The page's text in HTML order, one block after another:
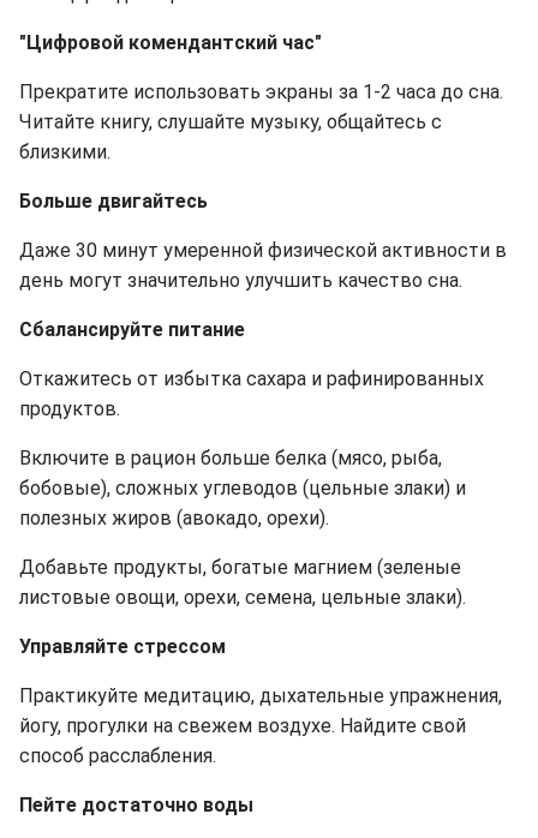
"Цифровой комендантский час"
Прекратите использовать экраны за 1-2 часа до сна.
Читайте книгу, слушайте музыку, общайтесь с
близкими.
Больше двигайтесь
Даже 30 минут умеренной физической активности в
день могут значительно улучшить качество сна.
Сбалансируйте питание
Откажитесь от избытка сахара и рафинированных
продуктов.
Включите в рацион больше белка (мясо, рыба,
бобовые), сложных углеводов (цельные злаки) и
полезных жиров (авокадо, орехи).
Добавьте продукты, богатые магнием (зеленые
листовые овощи, орехи, семена, цельные злаки).
Управляйте стрессом
Практикуйте медитацию, дыхательные упражнения,
йогу, прогулки на свежем воздухе. Найдите свой
способ расслабления.
Пейте достаточно воды